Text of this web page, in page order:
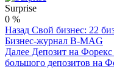
Surprise
0 %
Post
Navigation
Назад Свой бизнес: 22
Бизнес-журнал B-MAG
Далее Депозит на
большого депозитов на